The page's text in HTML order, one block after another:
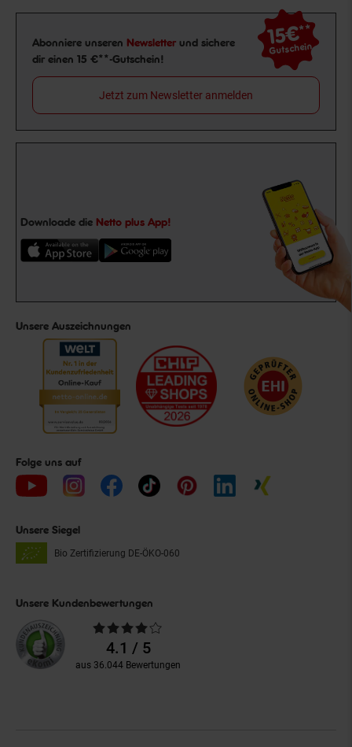
Newsletter Anmeldung
Abonniere unseren Newsletter und sichere
dir einen 15 €**-Gutschein!
15€**
Gutschein
Jetzt zum Newsletter anmelden
Downloade die Netto plus App!
Unsere Auszeichnungen
Folge uns auf
Unsere Siegel
Bio Zertifizierung DE-ÖKO-060
Unsere Kundenbewertungen
Durchschnittliche
Bewertungen4.1 / 5
aus 36.044 Bewertungen